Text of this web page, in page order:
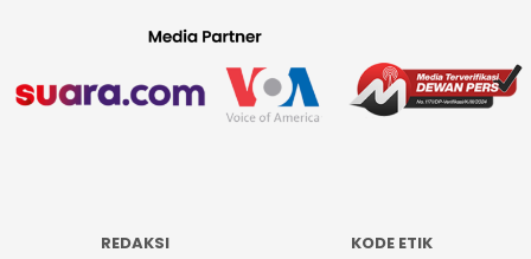
REDAKSI
KODE ETIK